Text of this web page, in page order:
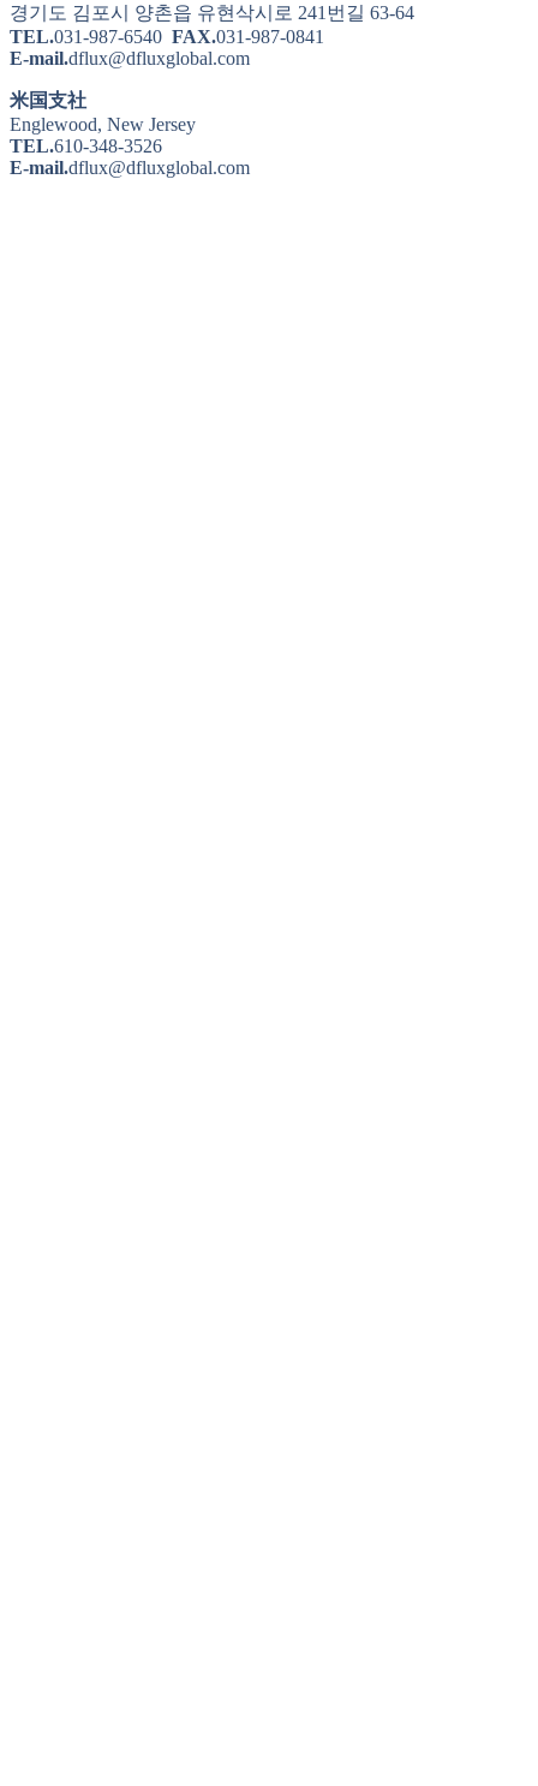
경기도 김포시 양촌읍 유현삭시로 241번길 63-64
TEL.031-987-6540 FAX.031-987-0841
E-mail.dflux@dfluxglobal.com
米国支社
Englewood, New Jersey
TEL.610-348-3526
E-mail.dflux@dfluxglobal.com